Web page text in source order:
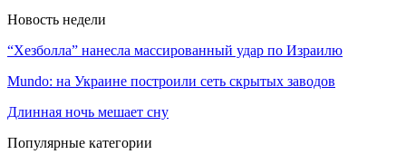
Новость недели
“Хезболла” нанесла массированный удар по Израилю
Mundo: на Украине построили сеть скрытых заводов
Длинная ночь мешает сну
Популярные категории